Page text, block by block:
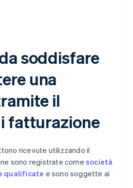
soddisfare
una
il
fatturazione
ricevute utilizzando il
sono registrate comesocietà
qualificate e sono soggette ai